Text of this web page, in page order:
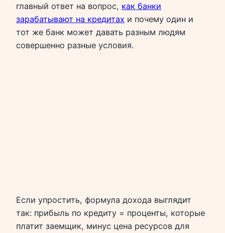
главный ответ на вопрос, как банки
зарабатывают на кредитах и почему один и
тот же банк может давать разным людям
совершенно разные условия.
Если упростить, формула дохода выглядит
так: прибыль по кредиту = проценты, которые
платит заемщик, минус цена ресурсов для